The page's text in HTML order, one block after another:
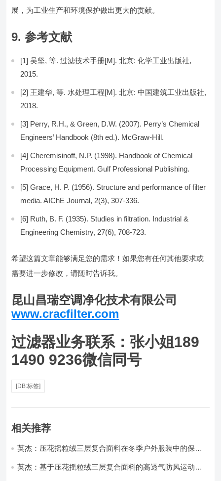
展，为工业生产和环境保护做出更大的贡献。
9. 参考文献
[1] 吴坚, 等. 过滤技术手册[M]. 北京: 化学工业出版社,
2015.
[2] 王建华, 等. 水处理工程[M]. 北京: 中国建筑工业出版社,
2018.
[3] Perry, R.H., & Green, D.W. (2007). Perry’s Chemical
Engineers’ Handbook (8th ed.). McGraw-Hill.
[4] Cheremisinoff, N.P. (1998). Handbook of Chemical
Processing Equipment. Gulf Professional Publishing.
[5] Grace, H. P. (1956). Structure and performance of filter
media. AIChE Journal, 2(3), 307-336.
[6] Ruth, B. F. (1935). Studies in filtration. Industrial &
Engineering Chemistry, 27(6), 708-723.
希望这篇文章能够满足您的需求！如果您有任何其他要求或
需要进一步修改，请随时告诉我。
昆山昌瑞空调净化技术有限公司
www.cracfilter.com
过滤器业务联系：张小姐189
1490 9236微信同号
[DB:标签]
相关推荐
英杰：压花摇粒绒三层复合面料在冬季户外服装中的保暖
英杰：基于压花摇粒绒三层复合面料的高透气防风运动服